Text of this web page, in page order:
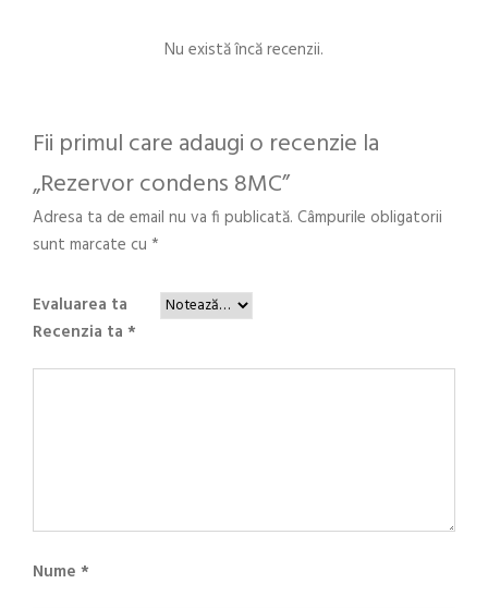
n
8
M
Nu există încă recenzii.
Fii primul care adaugi o recenzie la
„Rezervor condens 8MC”
Adresa ta de email nu va fi publicată. Câmpurile obligatorii
sunt marcate cu *
Evaluarea ta
Recenzia ta *
Nume *